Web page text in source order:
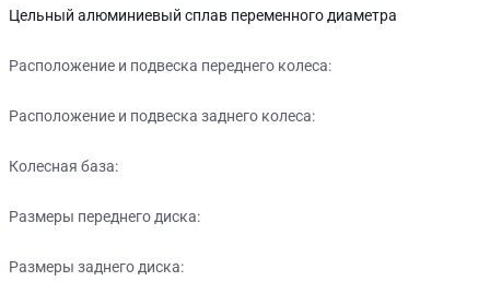
Цельный алюминиевый сплав переменного диаметра
Расположение и подвеска переднего колеса:
Расположение и подвеска заднего колеса:
Колесная база:
Размеры переднего диска:
Размеры заднего диска: